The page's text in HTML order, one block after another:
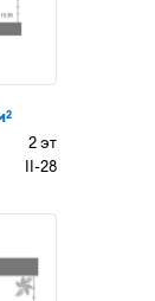
2
2 эт
II-28